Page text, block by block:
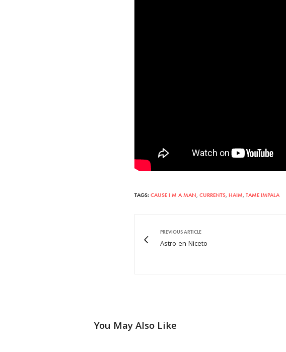
TAGS: CAUSE I M A MAN, CURRENTS, HAIM, TAME IMPALA
PREVIOUS ARTICLE
Astro en Niceto
You May Also Like